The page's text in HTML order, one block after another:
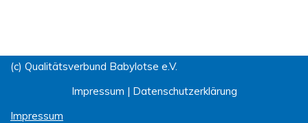
(c) Qualitätsverbund Babylotse e.V.
Impressum | Datenschutzerklärung
Impressum